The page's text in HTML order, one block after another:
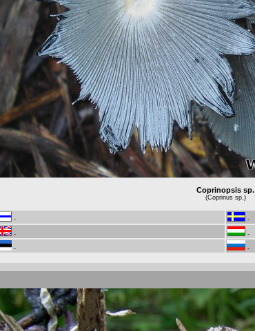
Coprinopsis sp.
(Coprinus sp.)
- -
- -
- -